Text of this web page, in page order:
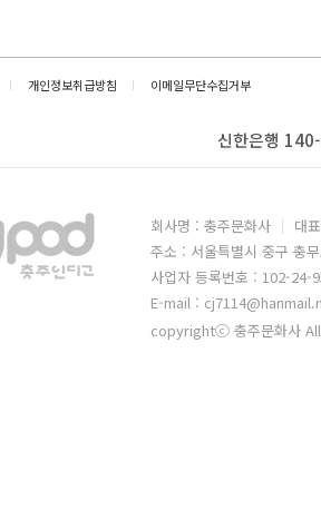
개인정보취급방침 이메일무단수집거부
신한은행
회사명 : 충주문화사
대
주소 : 서울특별시 중구 충
사업자 등록번호 : 102-24-
E-mail :
copyrightⓒ 충주문화사